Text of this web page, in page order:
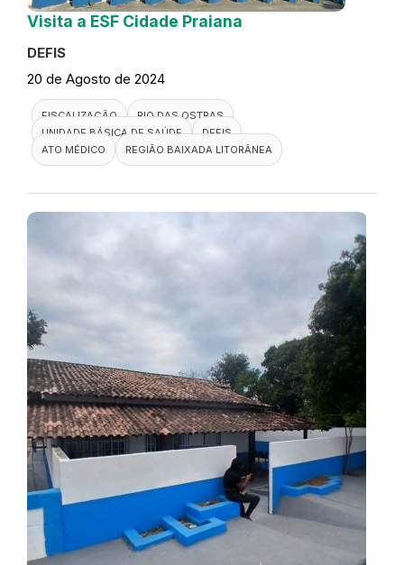
Visita a ESF Cidade Praiana
DEFIS
20 de Agosto de 2024
FISCALIZAÇÃO
RIO DAS OSTRAS
UNIDADE BÁSICA DE SAÚDE
DEFIS
ATO MÉDICO
REGIÃO BAIXADA LITORÂNEA